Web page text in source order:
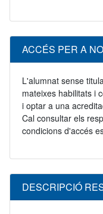
ACCÉS PER A
L'alumnat sense
mateixes habilitats i
i optar a una
Cal consultar els
condicions d'accés
DESCRIPCIÓ